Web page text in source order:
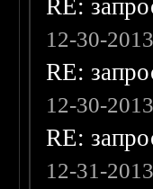
RE:
12-30-
RE:
12-30-
RE:
12-31-